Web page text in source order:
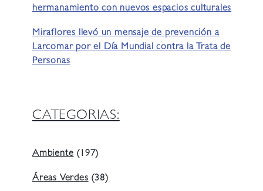
hermanamiento con nuevos espacios culturales
Miraflores llevó un mensaje de prevención a
Larcomar por el Día Mundial contra la Trata de
Personas
CATEGORIAS:
Ambiente (197)
Áreas Verdes (38)